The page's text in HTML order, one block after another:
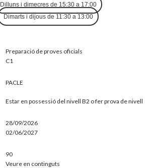
Dilluns i dimecres de 15:30 a 17:00
Dimarts i dijous de 11:30 a 13:00
Preparació de proves oficials
C1
PACLE
Estar en possessió del nivell B2 o fer prova de nivell
28/09/2026
02/06/2027
90
Veure en continguts